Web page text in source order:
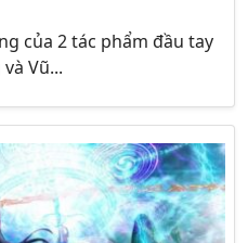
của 2 tác phẩm đầu tay
Vũ...